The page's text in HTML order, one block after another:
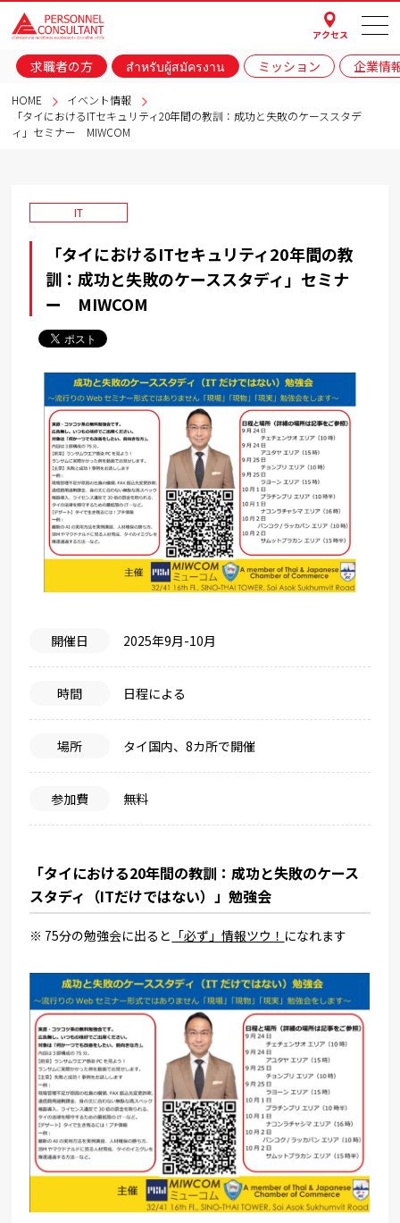
アクセス
求職者の方 สำหรับผู้สมัครงาน ミッション 企業情
HOME
イベント情報
「タイにおけるITセキュリティ20年間の教訓：成功と失敗のケーススタデ
ィ」セミナー MIWCOM
IT
「タイにおけるITセキュリティ20年間の教
訓：成功と失敗のケーススタディ」セミナ
ー MIWCOM
開催日 2025年9月-10月
時間 日程による
場所 タイ国内、8カ所で開催
参加費 無料
「タイにおける20年間の教訓：成功と失敗のケース
スタディ（ITだけではない）」勉強会
※ 75分の勉強会に出ると 「必ず」情報ツウ！ になれます